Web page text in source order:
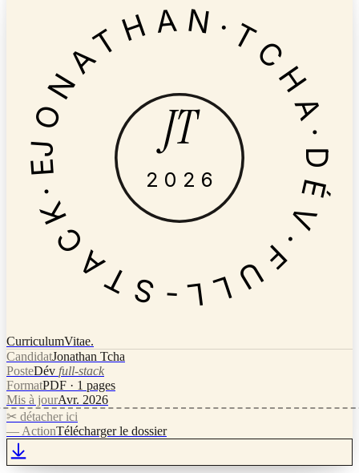
JONATHAN·TCHA·DÉV·FULL-STACK·EST.2023·
JT
2026
CurriculumVitae.
CandidatJonathan Tcha
PosteDév full-stack
FormatPDF · 1 pages
Mis à jourAvr. 2026
✂ détacher ici
— ActionTélécharger le dossier